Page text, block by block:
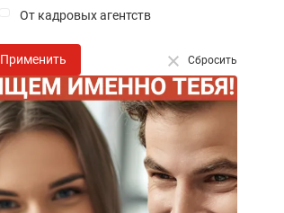
От кадровых агентств
Применить Сбросить